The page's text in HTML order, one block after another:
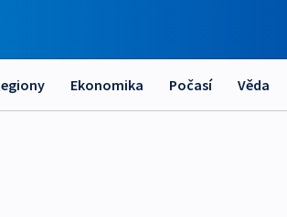
Ekonomika Počasí Věda